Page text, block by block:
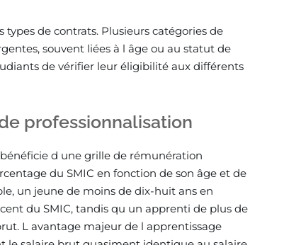
de contrats. Plusieurs catégories de
souvent liées à l âge ou au statut de
de vérifier leur éligibilité aux différents
professionnalisation
d une grille de rémunération
du SMIC en fonction de son âge et de
un jeune de moins de dix-huit ans en
du SMIC, tandis qu un apprenti de plus de
L avantage majeur de l apprentissage